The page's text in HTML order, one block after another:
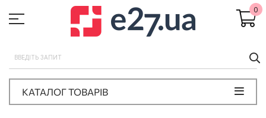
0
КАТАЛОГ ТОВАРІВ